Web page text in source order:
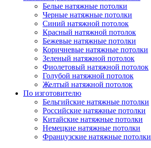
Белые натяжные потолки
Черные натяжные потолки
Синий натяжной потолок
Красный натяжной потолок
Бежевые натяжные потолки
Коричневые натяжные потолки
Зеленый натяжной потолок
Фиолетовый натяжной потолок
Голубой натяжной потолок
Желтый натяжной потолок
По изготовителю
Бельгийские натяжные потолки
Российские натяжные потолки
Китайские натяжные потолки
Немецкие натяжные потолки
Французские натяжные потолки